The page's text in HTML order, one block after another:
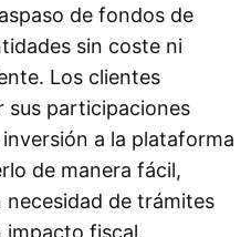
de fondos de
sin coste ni
Los clientes
sus participaciones
a la plataforma
de manera fácil,
necesidad de trámites
impacto fiscal.